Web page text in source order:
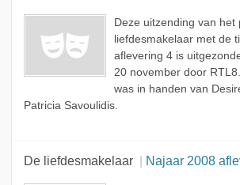
Deze uitzending van het
liefdesmakelaar met de
aflevering 4 is
20 november door
was in handen van
Patricia Savoulidis.
De liefdesmakelaar Najaar 2008